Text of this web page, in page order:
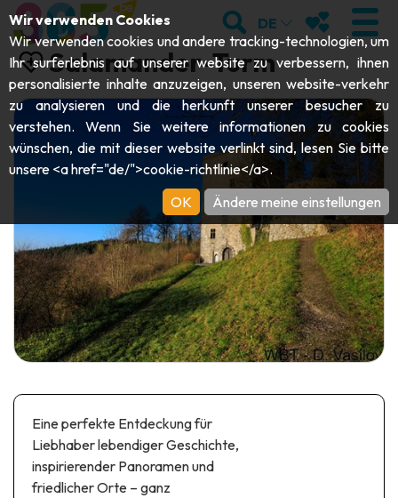
BESUCHEN
Abteien & Religiöse Monumente
Kunst
Handwerk & Know-how
Schlösser, Zitadellen & Belfriede
Folklore & Lokale Geschichte
Geschichte
Wissenschaftsparks
Automobil- & Eisenbahnerbe
ENTDECKEN
Garten, Parks & Naturstätten
Aquarien, Tierparks & Zoos
SICH BEWEGEN
Touristen-& Kreuzfahrt-Schiffe
Draisinen & Touristenzüge
Kajaks
Themen- und Freizeitpark
Unterhaltungs-& Aqua-Parks
VERANSTALTUNGEN
DIE BESTEN AKTIVITÄTEN FÜR
DIESEN SOMMER
GUIDE DOWNLOADEN
SUCHEN
DE MEINE
Salamander-Turm
Eine perfekte Entdeckung für
Liebhaber lebendiger Geschichte,
inspirierender Panoramen und
friedlicher Orte – ganz
Wir verwenden Cookies
Wir verwenden cookies und andere tracking-technologien, um
Ihr surferlebnis auf unserer website zu verbessern, ihnen
personalisierte inhalte anzuzeigen, unseren website-verkehr
zu analysieren und die herkunft unserer besucher zu
verstehen. Wenn Sie weitere informationen zu cookies
wünschen, die mit dieser website verlinkt sind, lesen Sie bitte
unsere <a href="de/">cookie-richtlinie</a>.
OK
Ändere meine einstellungen